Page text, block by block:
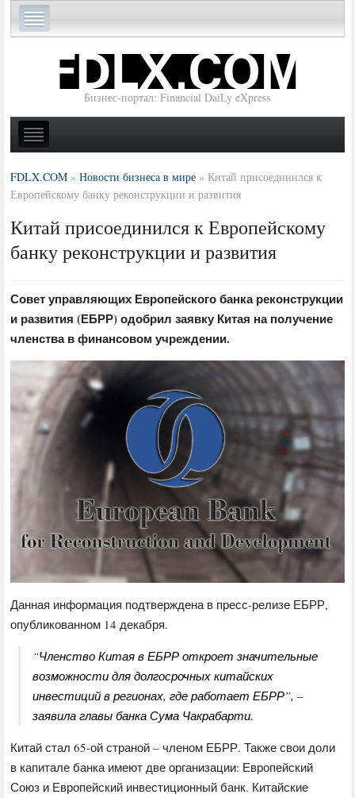
Бизнес-портал: Financial DaiLy eXpress
FDLX.COM »Новости бизнеса в мире »Китай присоединился к
Европейскому банку реконструкции и развития
Китай присоединился к Европейскому
банку реконструкции и развития
Совет управляющих Европейского банка реконструкции
и развития (ЕБРР) одобрил заявку Китая на получение
членства в финансовом учреждении.
Данная информация подтверждена в пресс-релизе ЕБРР,
опубликованном 14 декабря.
“Членство Китая в ЕБРР откроет значительные
возможности для долгосрочных китайских
инвестиций в регионах, где работает ЕБРР”, –
заявила главы банка Сума Чакрабарти.
Китай стал 65-ой страной – членом ЕБРР. Также свои доли
в капитале банка имеют две организации: Европейский
Союз и Европейский инвестиционный банк. Китайские